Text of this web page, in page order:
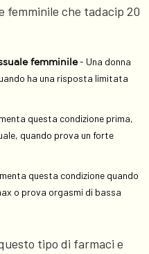
femminile che tadacip 20
femminile- Una donna
ha una risposta limitata
questa condizione prima,
quando prova un forte
questa condizione quando
o prova orgasmi di bassa
tipo di farmaci e